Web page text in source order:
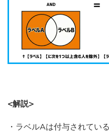
<解説>
・ラベルAは付与されてい